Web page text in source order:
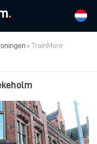
› TrainMore